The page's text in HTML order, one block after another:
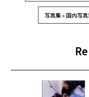
写真集 » 国内写真